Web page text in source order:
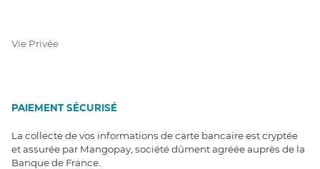
Vie Privée
PAIEMENT SÉCURISÉ
La collecte de vos informations de carte bancaire est cryptée
et assurée par Mangopay, société dûment agréée auprès de la
Banque de France.